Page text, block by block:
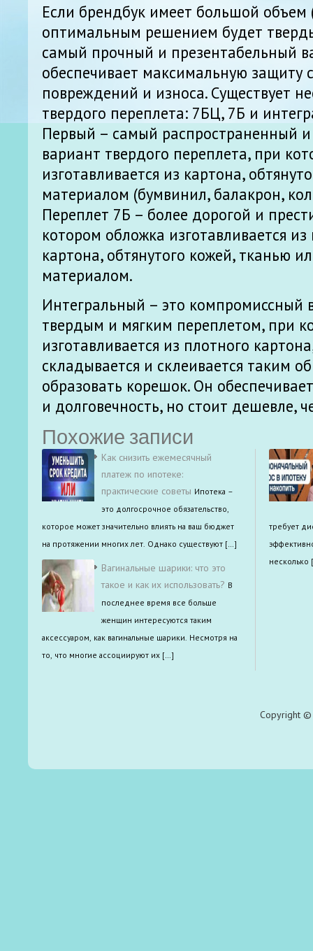
Если брендбук имеет большой объем
оптимальным решением будет
самый прочный и презентабельный
обеспечивает максимальную защиту
повреждений и износа. Существует
твердого переплета: 7БЦ, 7Б и
Первый – самый распространенный
вариант твердого переплета, при
изготавливается из картона,
материалом (бумвинил, балакрон,
Переплет 7Б – более дорогой и
котором обложка изготавливается из
картона, обтянутого кожей, тканью
материалом.
Интегральный – это компромиссный
твердым и мягким переплетом, при
изготавливается из плотного
складывается и склеивается таким
образовать корешок. Он
и долговечность, но стоит дешевле,
Похожие записи
Как снизить ежемесячный
платеж по ипотеке:
практические советы Ипотека –
это долгосрочное обязательство,
которое может значительно влиять на ваш бюджет
на протяжении многих лет. Однако существуют […]
Вагинальные шарики: что это
такое и как их использовать? В
последнее время все больше
женщин интересуются таким
аксессуаром, как вагинальные шарики. Несмотря на
то, что многие ассоциируют их […]
требует
несколько
Copyright ©